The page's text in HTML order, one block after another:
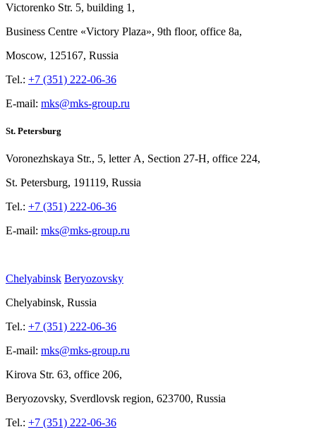
Victorenko Str. 5, building 1,
Business Centre «Victory Plaza», 9th floor, office 8a,
Moscow, 125167, Russia
Tel.: +7 (351) 222-06-36
E-mail: mks@mks-group.ru
St. Petersburg
Voronezhskaya Str., 5, letter A, Section 27-Н, office 224,
St. Petersburg, 191119, Russia
Tel.: +7 (351) 222-06-36
E-mail: mks@mks-group.ru
Chelyabinsk Beryozovsky
Chelyabinsk, Russia
Tel.: +7 (351) 222-06-36
E-mail: mks@mks-group.ru
Kirova Str. 63, office 206,
Beryozovsky, Sverdlovsk region, 623700, Russia
Tel.: +7 (351) 222-06-36